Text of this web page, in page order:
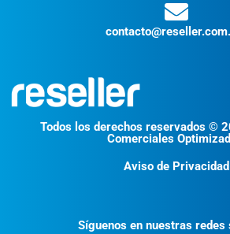
Todos los derechos reservados ©
Comerciales
Aviso de Privacidad
Síguenos en nuestras redes